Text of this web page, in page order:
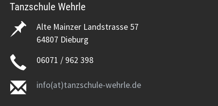
Tanzschule Wehrle
Alte Mainzer Landstrasse 57
64807 Dieburg
06071 / 962 398
info(at)tanzschule-wehrle.de